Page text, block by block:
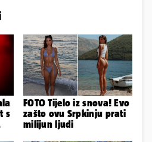
s
FOTO Tijelo iz snova! Evo
zašto ovu Srpkinju prati
milijun ljudi